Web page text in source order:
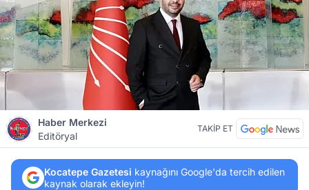
Haber Merkezi
Editöryal
TAKİP ET
Kocatepe Gazetesi kaynağını Google'da tercih edilen
kaynak olarak ekleyin!